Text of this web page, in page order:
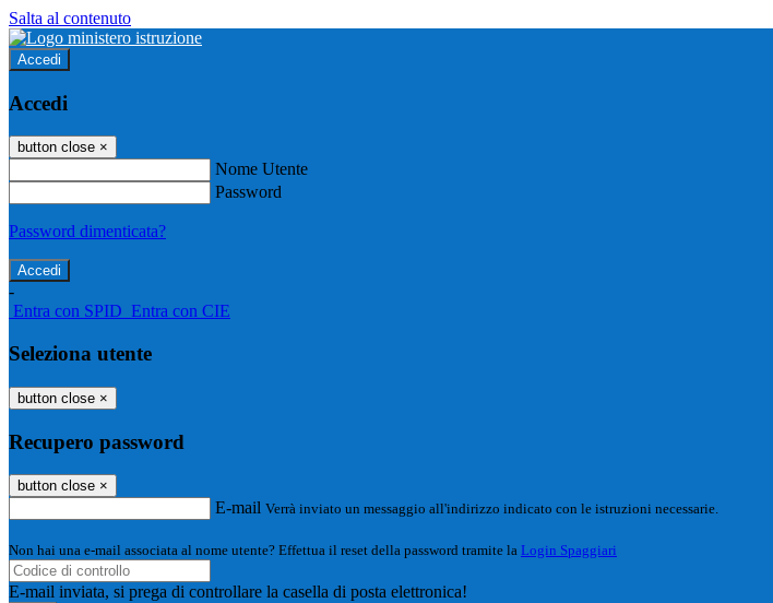
Salta al contenuto
Accedi
Accedi
button close ×
Nome Utente
Password
Password dimenticata?
-
Entra con SPID Entra con CIE
Seleziona utente
button close ×
Recupero password
button close ×
E-mail Verrà inviato un messaggio all'indirizzo indicato con le istruzioni necessarie.
Non hai una e-mail associata al nome utente? Effettua il reset della password tramite la Login Spaggiari
E-mail inviata, si prega di controllare la casella di posta elettronica!